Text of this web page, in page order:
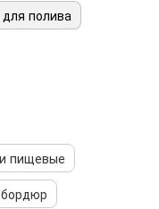
полива
пищевые